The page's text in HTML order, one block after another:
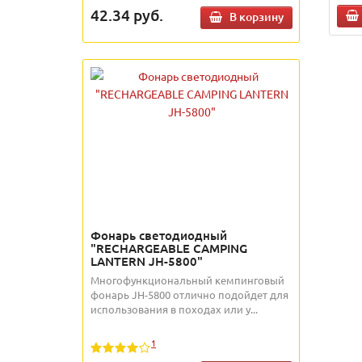
42.34 руб. В корзину
Фонарь светодиодный
"RECHARGEABLE CAMPING
LANTERN JH-5800"
Многофункциональный кемпинговый
фонарь JH-5800 отлично подойдет для
использования в походах или у...
1